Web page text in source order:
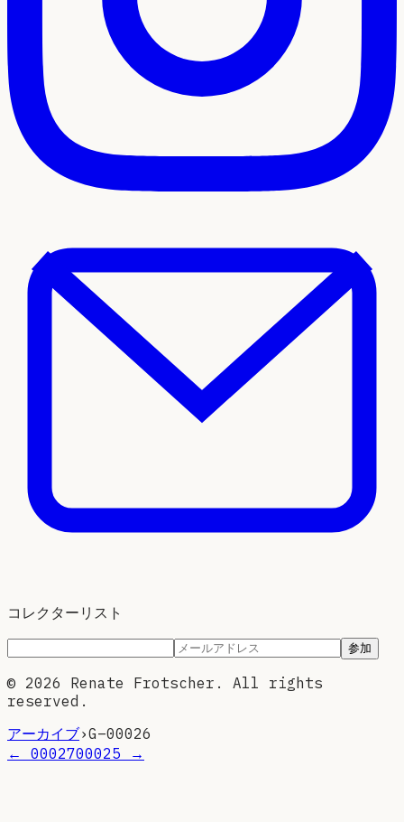
コレクターリスト
参加
© 2026 Renate Frotscher. All rights
reserved.
アーカイブ›G–00026
← 0002700025 →